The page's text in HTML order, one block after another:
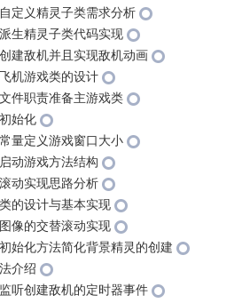
定义精灵子类需求分析
生精灵子类代码实现
建敌机并且实现敌机动画
机游戏类的设计
件职责准备主游戏类
始化
量定义游戏窗口大小
动游戏方法结构
动实现思路分析
的设计与基本实现
像的交替滚动实现
始化方法简化背景精灵的创建
介绍
听创建敌机的定时器事件